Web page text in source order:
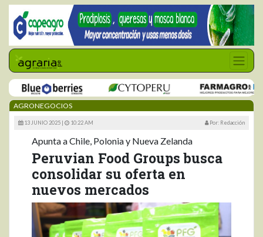
AGRONEGOCIOS
13 JUNIO 2025 | 10:22 AM Por: Redacción
Apunta a Chile, Polonia y Nueva Zelanda
Peruvian Food Groups busca
consolidar su oferta en
nuevos mercados